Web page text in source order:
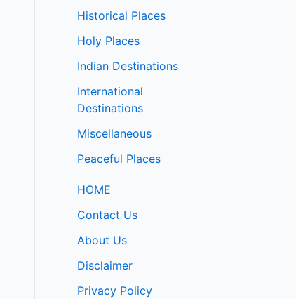
Historical Places
Holy Places
Indian Destinations
International
Destinations
Miscellaneous
Peaceful Places
HOME
Contact Us
About Us
Disclaimer
Privacy Policy